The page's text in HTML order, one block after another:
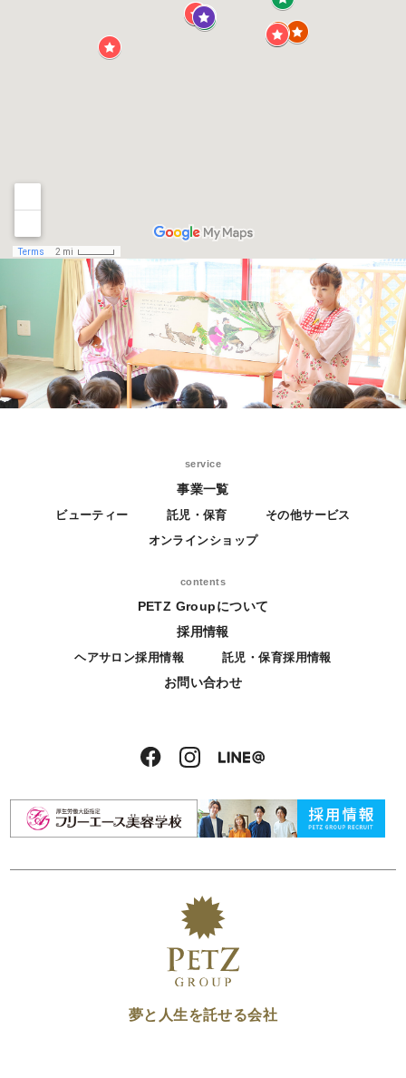
service
事業一覧
ビューティー 託児・保育
その他サービス
オンラインショップ
contents
PETZ Groupについて
採用情報
ヘアサロン採用情報 託児・保育採用情報
お問い合わせ
夢と人生を託せる会社